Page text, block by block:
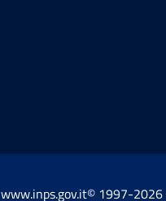
www.inps.gov.it© 1997-2026